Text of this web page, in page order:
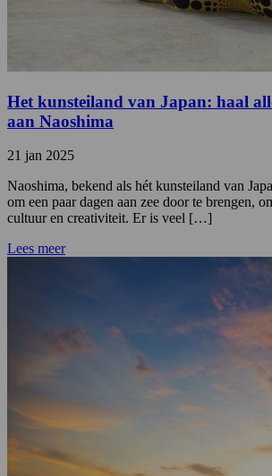
Het kunsteiland van Japan: haal
aan Naoshima
21 jan 2025
Naoshima, bekend als hét kunsteiland van
om een paar dagen aan zee door te brengen,
cultuur en creativiteit. Er is veel […]
Lees meer